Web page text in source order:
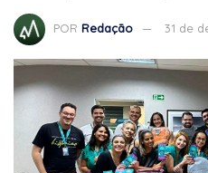
POR Redação 31 de